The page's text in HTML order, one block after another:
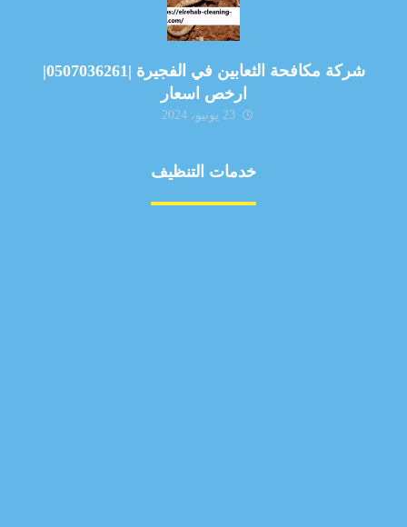
شركة مكافحة الثعابين في الفجيرة |0507036261|
ارخص اسعار
23 يونيو، 2024
خدمات التنظيف